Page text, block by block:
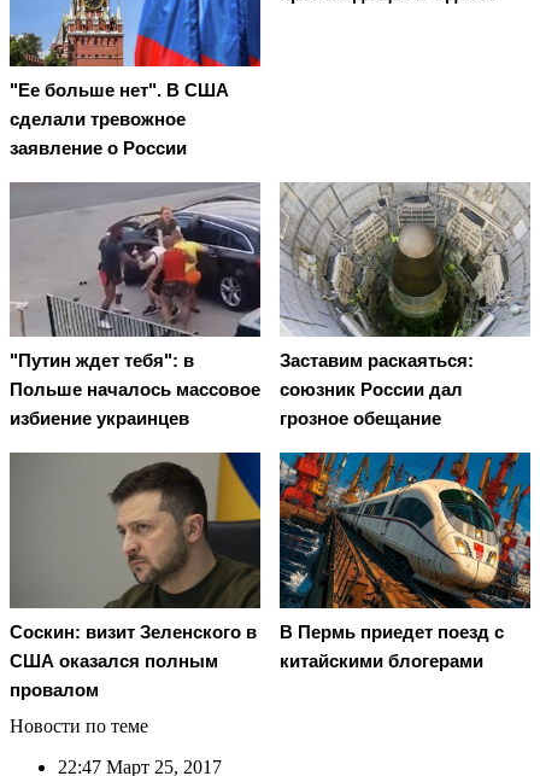
"Ее больше нет". В США
сделали тревожное
заявление о России
"Путин ждет тебя": в
Польше началось массовое
избиение украинцев
Заставим раскаяться:
союзник России дал
грозное обещание
Соскин: визит Зеленского в
США оказался полным
провалом
В Пермь приедет поезд с
китайскими блогерами
Новости по теме
22:47 Март 25, 2017